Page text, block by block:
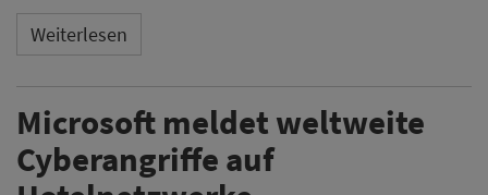
Weiterlesen
Microsoft meldet weltweite
Cyberangriffe auf